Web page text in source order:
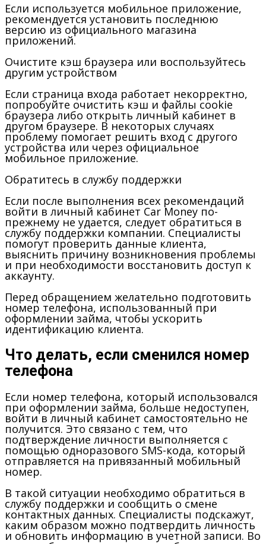
Если используется мобильное приложение,
рекомендуется установить последнюю
версию из официального магазина
приложений.
Очистите кэш браузера или воспользуйтесь
другим устройством
Если страница входа работает некорректно,
попробуйте очистить кэш и файлы cookie
браузера либо открыть личный кабинет в
другом браузере. В некоторых случаях
проблему помогает решить вход с другого
устройства или через официальное
мобильное приложение.
Обратитесь в службу поддержки
Если после выполнения всех рекомендаций
войти в личный кабинет Car Money по-
прежнему не удается, следует обратиться в
службу поддержки компании. Специалисты
помогут проверить данные клиента,
выяснить причину возникновения проблемы
и при необходимости восстановить доступ к
аккаунту.
Перед обращением желательно подготовить
номер телефона, использованный при
оформлении займа, чтобы ускорить
идентификацию клиента.
Что делать, если сменился номер
телефона
Если номер телефона, который использовался
при оформлении займа, больше недоступен,
войти в личный кабинет самостоятельно не
получится. Это связано с тем, что
подтверждение личности выполняется с
помощью одноразового SMS-кода, который
отправляется на привязанный мобильный
номер.
В такой ситуации необходимо обратиться в
службу поддержки и сообщить о смене
контактных данных. Специалисты подскажут,
каким образом можно подтвердить личность
и обновить информацию в учетной записи. Во